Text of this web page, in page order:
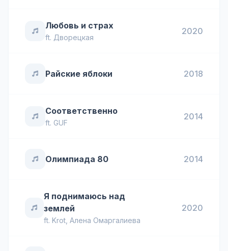
Любовь и страх
ft. Дворецкая
2020
Райские яблоки 2018
Соответственно
ft. GUF
2014
Олимпиада 80 2014
Я поднимаюсь над
землей
ft. Krot, Алена Омаргалиева
2020